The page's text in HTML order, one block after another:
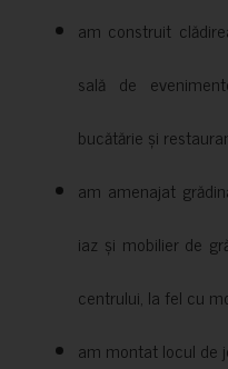
am construit
sală de
bucătărie și
am amenajat
iaz și mobilier de
centrului, la fel cu
am montat locul de